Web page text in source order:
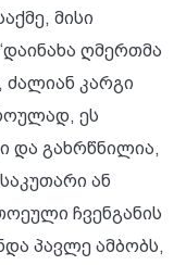
მისი
ღმერთმა
ძალიან კარგი
ეს
და გახრწნილია,
ან
ჩვენგანის
პავლე ამბობს,